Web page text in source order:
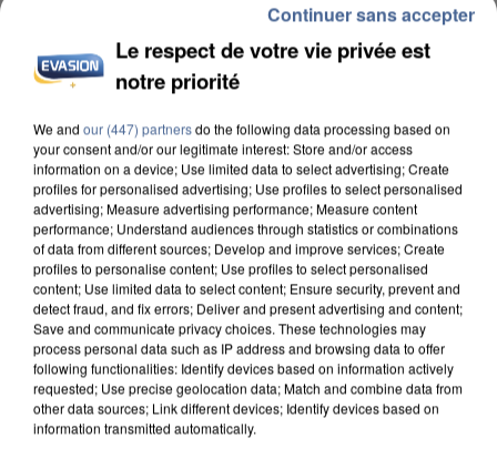
UNE TOURISTE DE L’OISE EMPORTÉE PAR UNE
Le respect de votre vie privée est
notre priorité
We and our (447) partnersdo the following data processing based on
your consent and/or our legitimate interest: Store and/or access
information on a device; Use limited data to select advertising; Create
profiles for personalised advertising; Use profiles to select personalised
advertising; Measure advertising performance; Measure content
performance; Understand audiences through statistics or combinations
of data from different sources; Develop and improve services; Create
profiles to personalise content; Use profiles to select personalised
content; Use limited data to select content; Ensure security, prevent and
detect fraud, and fix errors; Deliver and present advertising and content;
Save and communicate privacy choices. These technologies may
process personal data such as IP address and browsing data to offer
following functionalities: Identify devices based on information actively
requested; Use precise geolocation data; Match and combine data from
other data sources; Link different devices; Identify devices based on
information transmitted automatically.
Continuer sans accepter